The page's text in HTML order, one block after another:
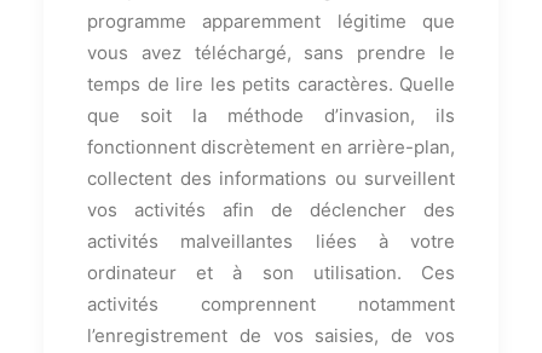
programme apparemment légitime que
vous avez téléchargé, sans prendre le
temps de lire les petits caractères. Quelle
que soit la méthode d’invasion, ils
fonctionnent discrètement en arrière-plan,
collectent des informations ou surveillent
vos activités afin de déclencher des
activités malveillantes liées à votre
ordinateur et à son utilisation. Ces
activités comprennent notamment
l’enregistrement de vos saisies, de vos